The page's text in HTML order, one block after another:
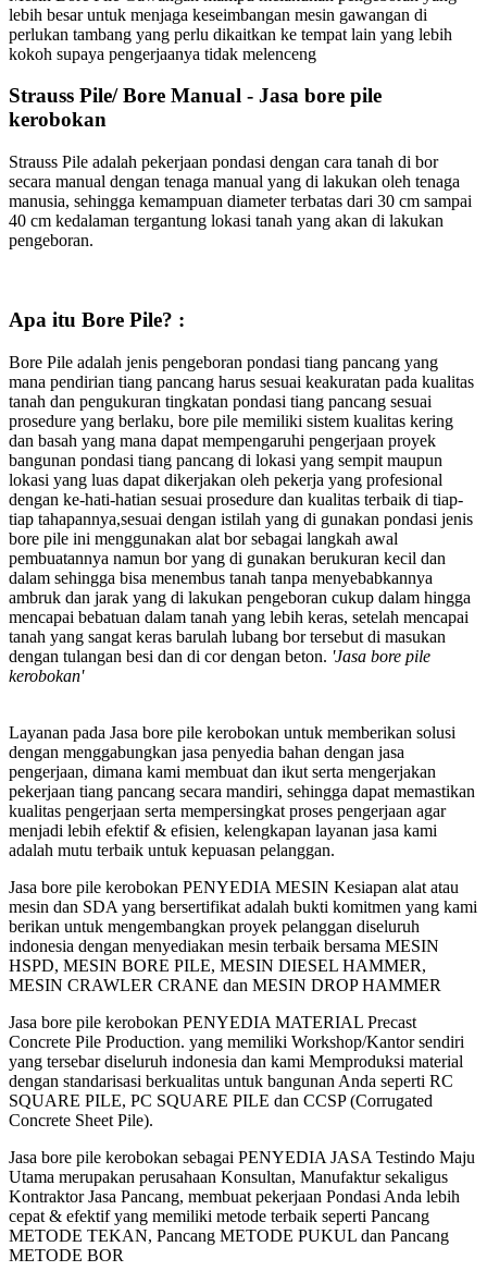
lebih besar untuk menjaga keseimbangan mesin gawangan di
perlukan tambang yang perlu dikaitkan ke tempat lain yang lebih
kokoh supaya pengerjaanya tidak melenceng
Strauss Pile/ Bore Manual - Jasa bore pile
kerobokan
Strauss Pile adalah pekerjaan pondasi dengan cara tanah di bor
secara manual dengan tenaga manual yang di lakukan oleh tenaga
manusia, sehingga kemampuan diameter terbatas dari 30 cm sampai
40 cm kedalaman tergantung lokasi tanah yang akan di lakukan
pengeboran.
Apa itu Bore Pile? :
Bore Pile adalah jenis pengeboran pondasi tiang pancang yang
mana pendirian tiang pancang harus sesuai keakuratan pada kualitas
tanah dan pengukuran tingkatan pondasi tiang pancang sesuai
prosedure yang berlaku, bore pile memiliki sistem kualitas kering
dan basah yang mana dapat mempengaruhi pengerjaan proyek
bangunan pondasi tiang pancang di lokasi yang sempit maupun
lokasi yang luas dapat dikerjakan oleh pekerja yang profesional
dengan ke-hati-hatian sesuai prosedure dan kualitas terbaik di tiap-
tiap tahapannya,sesuai dengan istilah yang di gunakan pondasi jenis
bore pile ini menggunakan alat bor sebagai langkah awal
pembuatannya namun bor yang di gunakan berukuran kecil dan
dalam sehingga bisa menembus tanah tanpa menyebabkannya
ambruk dan jarak yang di lakukan pengeboran cukup dalam hingga
mencapai bebatuan dalam tanah yang lebih keras, setelah mencapai
tanah yang sangat keras barulah lubang bor tersebut di masukan
dengan tulangan besi dan di cor dengan beton. 'Jasa bore pile
kerobokan'
Layanan pada Jasa bore pile kerobokan untuk memberikan solusi
dengan menggabungkan jasa penyedia bahan dengan jasa
pengerjaan, dimana kami membuat dan ikut serta mengerjakan
pekerjaan tiang pancang secara mandiri, sehingga dapat memastikan
kualitas pengerjaan serta mempersingkat proses pengerjaan agar
menjadi lebih efektif & efisien, kelengkapan layanan jasa kami
adalah mutu terbaik untuk kepuasan pelanggan.
Jasa bore pile kerobokan PENYEDIA MESIN Kesiapan alat atau
mesin dan SDA yang bersertifikat adalah bukti komitmen yang kami
berikan untuk mengembangkan proyek pelanggan diseluruh
indonesia dengan menyediakan mesin terbaik bersama MESIN
HSPD, MESIN BORE PILE, MESIN DIESEL HAMMER,
MESIN CRAWLER CRANE dan MESIN DROP HAMMER
Jasa bore pile kerobokan PENYEDIA MATERIAL Precast
Concrete Pile Production. yang memiliki Workshop/Kantor sendiri
yang tersebar diseluruh indonesia dan kami Memproduksi material
dengan standarisasi berkualitas untuk bangunan Anda seperti RC
SQUARE PILE, PC SQUARE PILE dan CCSP (Corrugated
Concrete Sheet Pile).
Jasa bore pile kerobokan sebagai PENYEDIA JASA Testindo Maju
Utama merupakan perusahaan Konsultan, Manufaktur sekaligus
Kontraktor Jasa Pancang, membuat pekerjaan Pondasi Anda lebih
cepat & efektif yang memiliki metode terbaik seperti Pancang
METODE TEKAN, Pancang METODE PUKUL dan Pancang
METODE BOR